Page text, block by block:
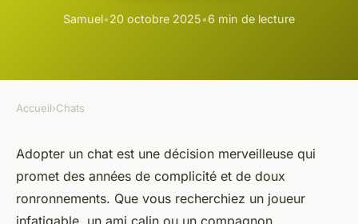
Samuel•20 octobre 2025•6 min de lecture
Accueil›Chats
Adopter un chat est une décision merveilleuse qui
promet des années de complicité et de doux
ronronnements. Que vous recherchiez un joueur